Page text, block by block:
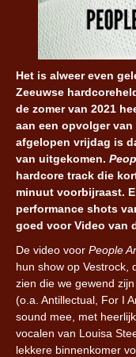
Het is alweer even
Zeeuwse
de zomer van 2021
aan een opvolger van
afgelopen vrijdag is
van uitgekomen.
hardcore track die
minuut voorbijraast.
performance shots
goed voor Video van
De video voor People
hun show op Vestrock,
zien die we gewend
(o.a. Antillectual, For I
sound mee, met
vocalen van Louisa
lekkere binnenkomer